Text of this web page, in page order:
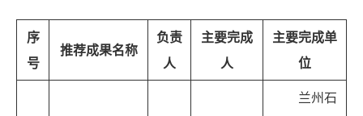
序
号
推荐成果名称
负责
人
主要完成
人
主要完成单
位
兰州石